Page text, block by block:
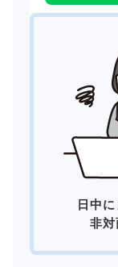
日中
非対